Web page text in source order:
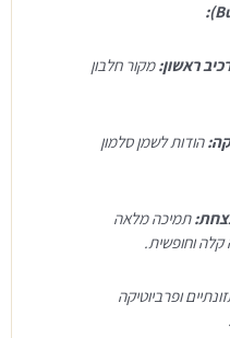
ראשון:מקור חלבון
הודות לשמן סלמון
תמיכה מלאה
וחופשית.
ופרביוטיקה
.